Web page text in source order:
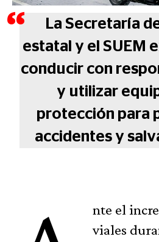
La Secretaría
estatal y el SUEM
conducir con
y utilizar
protección para
accidentes y
nte el
viales